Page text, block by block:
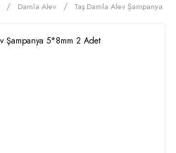
Damla Alev Taş Damla Alev Şampanya